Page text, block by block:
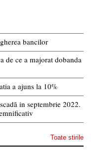
bancilor
de ce a majorat dobanda
a ajuns la 10%
in septembrie 2022.
Toate stirile